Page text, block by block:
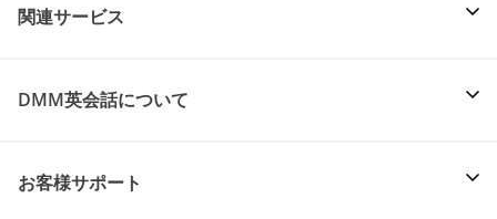
関連サービス
DMM英会話について
お客様サポート